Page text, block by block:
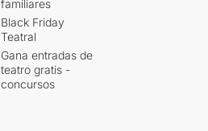
familiares
Black Friday
Teatral
Gana entradas de
teatro gratis -
concursos